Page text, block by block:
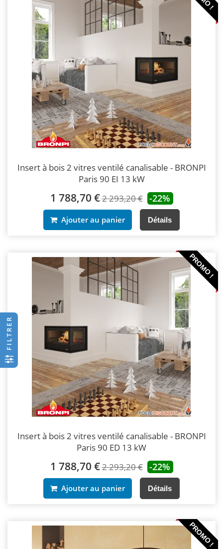
Insert à bois 2 vitres ventilé canalisable - BRONPI
Paris 90 EI 13 kW
1 788,70 €2 293,20 € -22%
Ajouter au panier Détails
PROMO !
Insert à bois 2 vitres ventilé canalisable - BRONPI
Paris 90 ED 13 kW
1 788,70 €2 293,20 € -22%
Ajouter au panier Détails
PROMO !
FILTRER